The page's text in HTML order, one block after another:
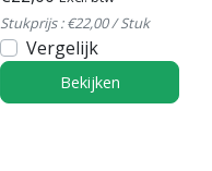
Stukprijs : €22,00 / Stuk
Vergelijk
Bekijken